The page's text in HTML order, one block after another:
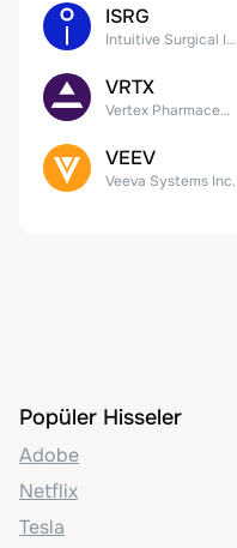
ISRG
Intuitive Surgical Inc.
VRTX
Vertex Pharmaceuticals Inc
VEEV
Veeva Systems Inc.
Popüler Hisseler
Adobe
Netflix
Tesla